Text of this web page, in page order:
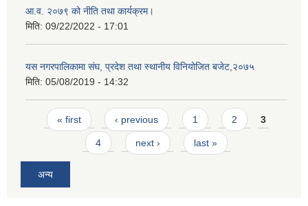
आ.व. २०७९ को नीति तथा कार्यक्रम।
मिति: 09/22/2022 - 17:01
यस नगरपालिकामा संघ, प्रदेश तथा स्थानीय विनियोजित बजेट,२०७५
मिति: 05/08/2019 - 14:32
Pages
« first ‹ previous 1 2 3
4 next › last »
अन्य